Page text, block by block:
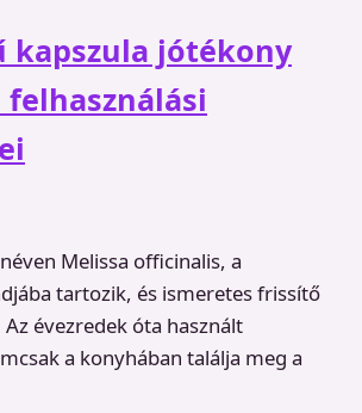
kapszula jótékony
felhasználási
Melissa officinalis, a
tartozik, és ismeretes frissítő
évezredek óta használt
a konyhában találja meg a